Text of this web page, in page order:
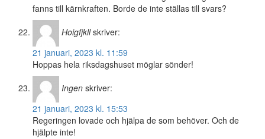
fanns till kärnkraften. Borde de inte ställas till svars?
Hoigfjkll skriver:
21 januari, 2023 kl. 11:59
Hoppas hela riksdagshuset möglar sönder!
Ingen skriver:
21 januari, 2023 kl. 15:53
Regeringen lovade och hjälpa de som behöver. Och de
hjälpte inte!